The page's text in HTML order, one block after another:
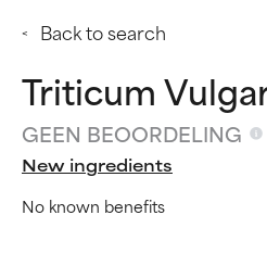
Back to search
Triticum
GEEN BEOORDELING
New ingredients
No known benefits